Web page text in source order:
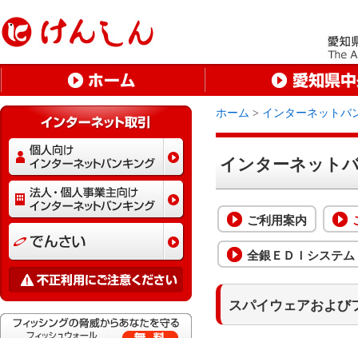
ホーム > インターネットバ
インターネット
ご利用案内
全銀ＥＤＩシステ
スパイウェアおよび